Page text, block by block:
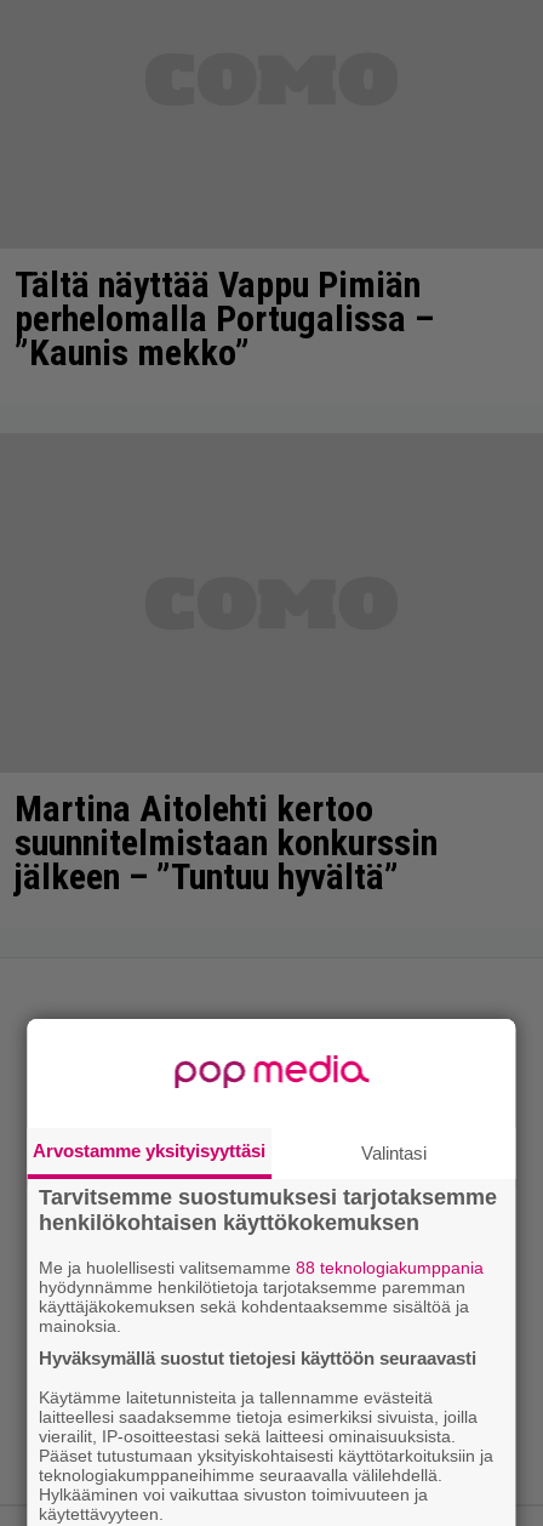
Tältä näyttää Vappu Pimiän
perhelomalla Portugalissa –
”Kaunis mekko”
Martina Aitolehti kertoo
suunnitelmistaan konkurssin
jälkeen – ”Tuntuu hyvältä”
Arvostamme yksityisyyttäsi Valintasi
Tarvitsemme suostumuksesi tarjotaksemme
henkilökohtaisen käyttökokemuksen
Me ja huolellisesti valitsemamme88 teknologiakumppania
hyödynnämme henkilötietoja tarjotaksemme paremman
käyttäjäkokemuksen sekä kohdentaaksemme sisältöä ja
mainoksia.
Hyväksymällä suostut tietojesi käyttöön seuraavasti
Käytämme laitetunnisteita ja tallennamme evästeitä
laitteellesi saadaksemme tietoja esimerkiksi sivuista, joilla
vierailit, IP-osoitteestasi sekä laitteesi ominaisuuksista.
Pääset tutustumaan yksityiskohtaisesti käyttötarkoituksiin ja
teknologiakumppaneihimme seuraavalla välilehdellä.
Hylkääminen voi vaikuttaa sivuston toimivuuteen ja
käytettävyyteen.